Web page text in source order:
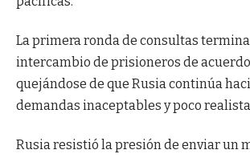
La primera ronda de consultas
intercambio de prisioneros de
quejándose de que Rusia continúa
demandas inaceptables y poco
Rusia resistió la presión de enviar un